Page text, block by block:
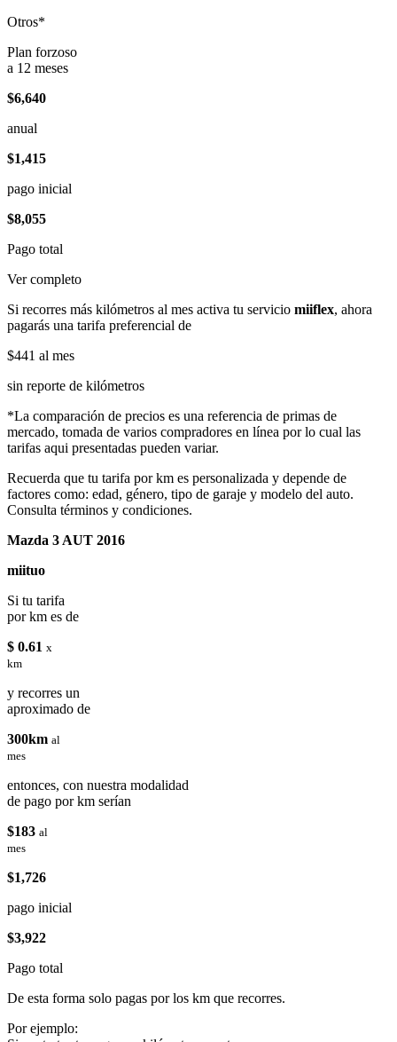
Otros*
Plan forzoso
a 12 meses
$6,640
anual
$1,415
pago inicial
$8,055
Pago total
Ver completo
Si recorres más kilómetros al mes activa tu servicio miiflex, ahora
pagarás una tarifa preferencial de
$441 al mes
sin reporte de kilómetros
*La comparación de precios es una referencia de primas de
mercado, tomada de varios compradores en línea por lo cual las
tarifas aqui presentadas pueden variar.
Recuerda que tu tarifa por km es personalizada y depende de
factores como: edad, género, tipo de garaje y modelo del auto.
Consulta términos y condiciones.
Mazda 3 AUT 2016
miituo
Si tu tarifa
por km es de
$ 0.61 x
km
y recorres un
aproximado de
300km al
mes
entonces, con nuestra modalidad
de pago por km serían
$183 al
mes
$1,726
pago inicial
$3,922
Pago total
De esta forma solo pagas por los km que recorres.
Por ejemplo: